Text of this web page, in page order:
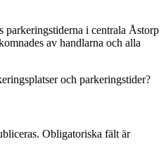
parkeringstiderna i centrala Åstorp
av handlarna och alla
och parkeringstider?
Obligatoriska fält är